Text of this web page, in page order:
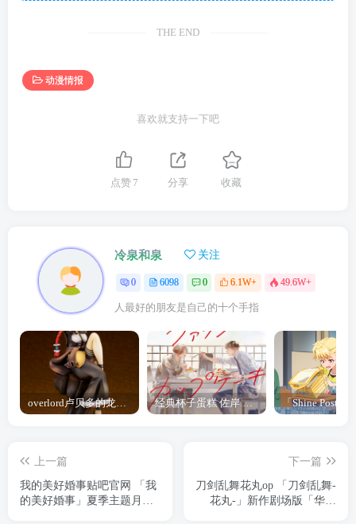
THE END
动漫情报
喜欢就支持一下吧
点赞 7 分享 收藏
冷泉和泉 关注
0 6098 0 6.1W+ 49.6W+
人最好的朋友是自己的十个手指
经典杯子蛋糕 佐岸 漫画「经典杯子蛋糕」宣布真人日剧化
上一篇
我的美好婚事贴吧官网 「我
的美好婚事」夏季主题月历
下一篇
刀剑乱舞花丸op 「刀剑乱舞-
花丸-」新作剧场版「华之